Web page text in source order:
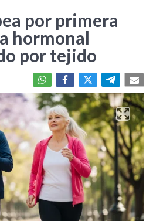
por primera
hormonal
por tejido